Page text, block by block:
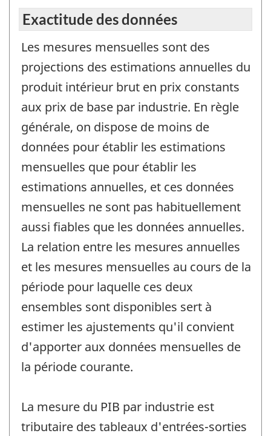
Exactitude des données
Les mesures mensuelles sont des
projections des estimations annuelles du
produit intérieur brut en prix constants
aux prix de base par industrie. En règle
générale, on dispose de moins de
données pour établir les estimations
mensuelles que pour établir les
estimations annuelles, et ces données
mensuelles ne sont pas habituellement
aussi fiables que les données annuelles.
La relation entre les mesures annuelles
et les mesures mensuelles au cours de la
période pour laquelle ces deux
ensembles sont disponibles sert à
estimer les ajustements qu'il convient
d'apporter aux données mensuelles de
la période courante.
La mesure du PIB par industrie est
tributaire des tableaux d'entrées-sorties